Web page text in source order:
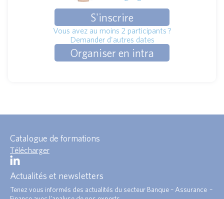
S'inscrire
Vous avez au moins 2 participants ?
Demander d'autres dates
Organiser en intra
Catalogue de formations
Télécharger
Actualités et newsletters
Tenez vous informés des actualités du secteur Banque – Assurance –